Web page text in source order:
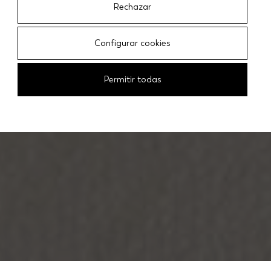
Rechazar
Configurar cookies
Permitir todas